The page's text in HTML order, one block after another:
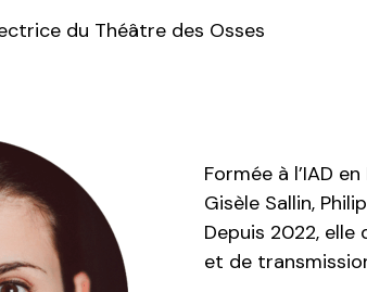
du Théâtre des Osses
Formée à l’IAD
Gisèle Sallin,
Depuis 2022,
et de